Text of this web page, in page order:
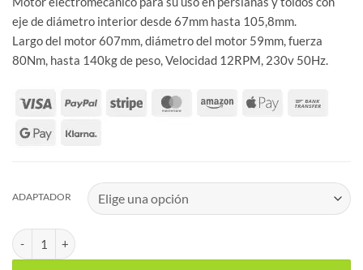
eje de diámetro interior desde 67mm hasta 105,8mm.
Largo del motor 607mm, diámetro del motor 59mm, fuerza
80Nm, hasta 140kg de peso, Velocidad 12RPM, 230v 50Hz.
ADAPTADOR
Motor tubular para persiana y toldo TUB140 (140KG) cantidad